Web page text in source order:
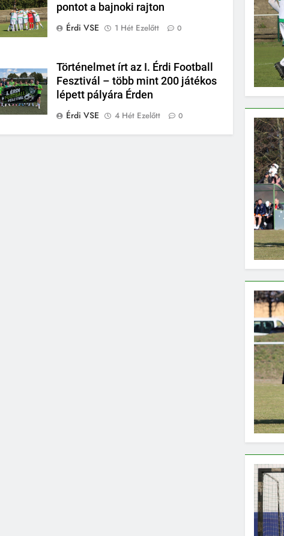
pontot a bajnoki rajton
Érdi VSE
1 Hét Ezelőtt 0
Történelmet írt az I. Érdi Football
Fesztivál – több mint 200 játékos
lépett pályára Érden
Érdi VSE
4 Hét Ezelőtt 0